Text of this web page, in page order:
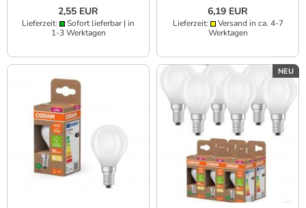
2,55 EUR
Lieferzeit:
Sofort lieferbar | in
1-3 Werktagen
6,19 EUR
Lieferzeit:
Versand in ca. 4-7
Werktagen
NEU